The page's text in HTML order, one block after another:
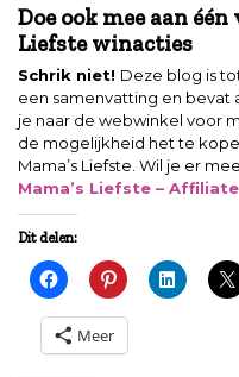
Doe ook mee aan
Liefste winacties
Schrik niet! Deze blog is
een samenvatting en bevat
je naar de webwinkel voor
de mogelijkheid het te
Mama’s Liefste. Wil je er
Mama’s Liefste – Affiliate
Dit delen:
Meer